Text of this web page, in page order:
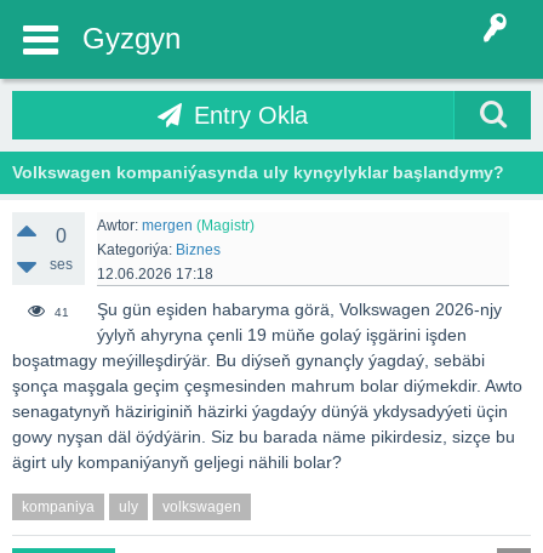
Gyzgyn
Entry Okla
Volkswagen kompaniýasynda uly kynçylyklar başlandymy?
0
ses
41
Awtor: mergen (Magistr)
Kategoriýa: Biznes
12.06.2026 17:18
Şu gün eşiden habaryma görä, Volkswagen 2026-njy
ýylyň ahyryna çenli 19 müňe golaý işgärini işden
boşatmagy meýilleşdirýär. Bu diýseň gynançly ýagdaý, sebäbi
şonça maşgala geçim çeşmesinden mahrum bolar diýmekdir. Awto
senagatynyň häziriginiň häzirki ýagdaýy dünýä ykdysadyýeti üçin
gowy nyşan däl öýdýärin. Siz bu barada näme pikirdesiz, sizçe bu
ägirt uly kompaniýanyň geljegi nähili bolar?
kompaniya uly volkswagen